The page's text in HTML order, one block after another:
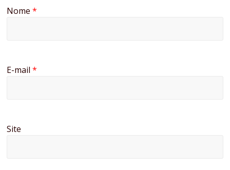
Nome*
E-mail*
Site